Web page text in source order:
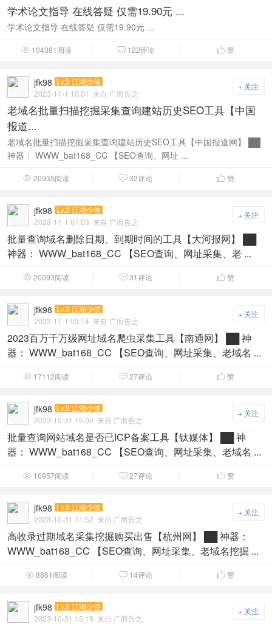
学术论文指导 在线答疑 仅需19.90元 ...
学术论文指导 在线答疑 仅需19.90元 ...
 104381阅读  122评论  赞
+ 关注
jfk98 Lv.3 江湖少侠
2023-11-1 10:01 来自 广而告之
老域名批量扫描挖掘采集查询建站历史SEO工具【中国
报道...
老域名批量扫描挖掘采集查询建站历史SEO工具【中国报道网】 ██
神器： WWW_bat168_CC 【SEO查询、网址 ...
 20935阅读  32评论  赞
+ 关注
jfk98 Lv.3 江湖少侠
2023-11-1 07:03 来自 广而告之
批量查询域名删除日期、到期时间的工具【大河报网】 ██
神器： WWW_bat168_CC 【SEO查询、网址采集、老 ...
 20093阅读  31评论  赞
+ 关注
jfk98 Lv.3 江湖少侠
2023-11-1 09:14 来自 广而告之
2023百万千万级网址域名爬虫采集工具【南通网】 ██ 神
器： WWW_bat168_CC 【SEO查询、网址采集、老域名 ...
 17112阅读  27评论  赞
+ 关注
jfk98 Lv.3 江湖少侠
2023-10-31 15:00 来自 广而告之
批量查询网站域名是否已ICP备案工具【钛媒体】 ██ 神
器： WWW_bat168_CC 【SEO查询、网址采集、老域名 ...
 16957阅读  27评论  赞
+ 关注
jfk98 Lv.3 江湖少侠
2023-10-31 11:52 来自 广而告之
高收录过期域名采集挖掘购买出售【杭州网】 ██ 神器：
WWW_bat168_CC 【SEO查询、网址采集、老域名挖掘 ...
 8861阅读  14评论  赞
+ 关注
jfk98 Lv.3 江湖少侠
2023-10-31 13:19 来自 广而告之